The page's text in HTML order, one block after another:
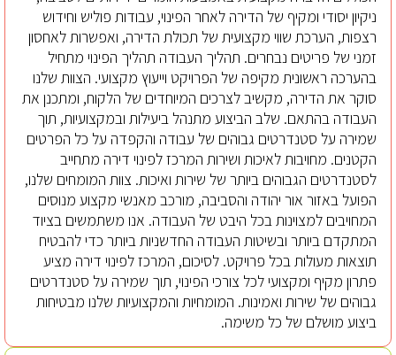
ניקיון יסודי ומקיף של הדירה לאחר הפינוי, עבודות פוליש וחידוש
רצפות, הערכת שווי מקצועית של תכולת הדירה, ואפשרות לאחסון
זמני של פריטים נבחרים. תהליך העבודה תהליך הפינוי מתחיל
בהערכה ראשונית מקיפה של הפרויקט וייעוץ מקצועי. הצוות שלנו
סוקר את הדירה, מקשיב לצרכים המיוחדים של הלקוח, ומתכנן את
העבודה בהתאם. שלב הביצוע מתנהל ביעילות ובמקצועיות, תוך
שמירה על סטנדרטים גבוהים של עבודה והקפדה על כל הפרטים
הקטנים. מחויבות לאיכות ושירות המרכז לפינוי דירה מתחייב
לסטנדרטים הגבוהים ביותר של שירות ואיכות. צוות המומחים שלנו,
הפועל באזור אור יהודה והסביבה, מורכב מאנשי מקצוע מנוסים
המחויבים למצוינות בכל היבט של העבודה. אנו משתמשים בציוד
המתקדם ביותר ובשיטות העבודה החדשניות ביותר כדי להבטיח
תוצאות מעולות בכל פרויקט. לסיכום, המרכז לפינוי דירה מציע
פתרון מקיף ומקצועי לכל צורכי הפינוי, תוך שמירה על סטנדרטים
גבוהים של שירות ואמינות. המומחיות והמקצועיות שלנו מבטיחות
ביצוע מושלם של כל משימה.